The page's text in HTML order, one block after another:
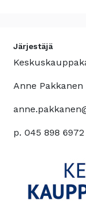
Järjestäjä
Anne Pakkanen
p. 045 898 6972